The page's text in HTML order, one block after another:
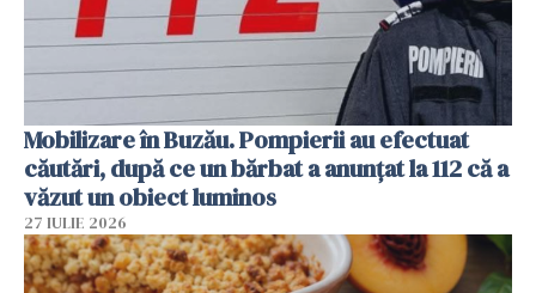
Mobilizare în Buzău. Pompierii au efectuat
căutări, după ce un bărbat a anunțat la 112 că a
văzut un obiect luminos
27 IULIE 2026